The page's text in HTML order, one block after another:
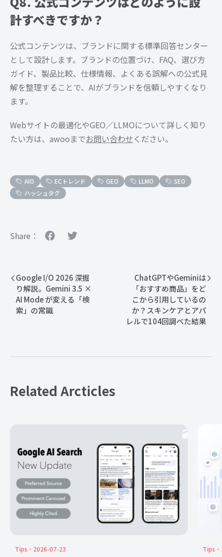
計すべきですか？
公式コンテンツは、ブランドに関する標準回答センター
として設計します。ブランドの位置づけ、FAQ、選び方
ガイド、製品比較、仕様情報、よくある誤解への公式見
解を整理することで、AIがブランドを信頼しやすくなり
ます。
Webサイトの最適化やGEO／LLMOについて詳しく知り
たい方は、awooまでお問い合わせください。
AIO ECトレンド GEO LLMO
SEO
ハッシュタグ
Share：
Google I/O 2026 深掘
り解説。Gemini 3.5 ×
AI Mode が変える「検
索」の常識
ChatGPTやGeminiは
「おすすめ商品」をど
こから引用しているの
か？スキンケアとアパ
レルで104回調べた結果
Related Arcticles
Tips 2026-07-23 Tips